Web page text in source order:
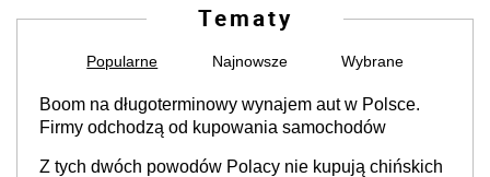
Tematy
Popularne Najnowsze Wybrane
Boom na długoterminowy wynajem aut w Polsce.
Firmy odchodzą od kupowania samochodów
Z tych dwóch powodów Polacy nie kupują chińskich